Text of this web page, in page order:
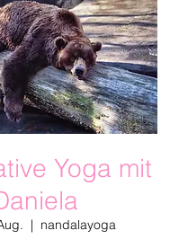
Yoga mit
  |
nandalayoga